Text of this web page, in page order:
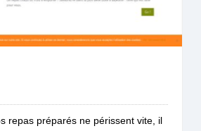
repas préparés ne périssent vite, il